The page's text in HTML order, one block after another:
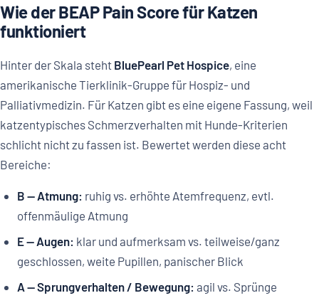
Wie der BEAP Pain Score für Katzen
funktioniert
Hinter der Skala steht BluePearl Pet Hospice, eine
amerikanische Tierklinik-Gruppe für Hospiz- und
Palliativmedizin. Für Katzen gibt es eine eigene Fassung, weil
katzentypisches Schmerzverhalten mit Hunde-Kriterien
schlicht nicht zu fassen ist. Bewertet werden diese acht
Bereiche:
B — Atmung: ruhig vs. erhöhte Atemfrequenz, evtl.
offenmäulige Atmung
E — Augen: klar und aufmerksam vs. teilweise/ganz
geschlossen, weite Pupillen, panischer Blick
A — Sprungverhalten / Bewegung: agil vs. Sprünge